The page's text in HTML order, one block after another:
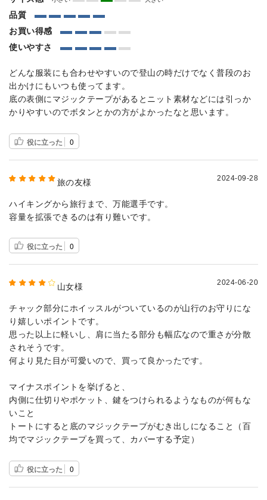
品質
お買い得感
使いやすさ
どんな服装にも合わせやすいので登山の時だけでなく普段のお
出かけにもいつも使ってます。
底の表側にマジックテープがあるとニット素材などには引っか
かりやすいのでボタンとかの方がよかったなと思います。
役に立った 0
旅の友様 2024-09-28
ハイキングから旅行まで、万能選手です。
容量を拡張できるのは有り難いです。
役に立った 0
山女様 2024-06-20
チャック部分にホイッスルがついているのが山行のお守りにな
り嬉しいポイントです。
思った以上に軽いし、肩に当たる部分も幅広なので重さが分散
されそうです。
何より見た目が可愛いので、買って良かったです。
マイナスポイントを挙げると、
内側に仕切りやポケット、鍵をつけられるようなものが何もな
いこと
トートにすると底のマジックテープがむき出しになること（百
均でマジックテープを買って、カバーする予定）
役に立った 0